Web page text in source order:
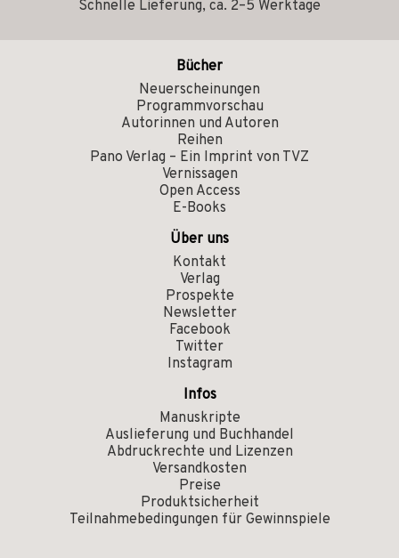
Schnelle Lieferung, ca. 2–5 Werktage
Bücher
Neuerscheinungen
Programmvorschau
Autorinnen und Autoren
Reihen
Pano Verlag – Ein Imprint von TVZ
Vernissagen
Open Access
E-Books
Über uns
Kontakt
Verlag
Prospekte
Newsletter
Facebook
Twitter
Instagram
Infos
Manuskripte
Auslieferung und Buchhandel
Abdruckrechte und Lizenzen
Versandkosten
Preise
Produktsicherheit
Teilnahmebedingungen für Gewinnspiele